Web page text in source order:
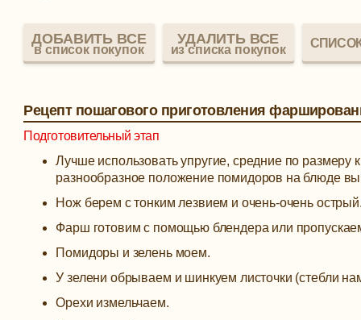
ДОБАВИТЬ ВСЕ
в список покупок
УДАЛИТЬ ВСЕ
из списка покупок
Рецепт пошагового приготовления
Подготовительный этап
Лучше использовать упругие, средние по размеру
разнообразное положение помидоров на блюде
Нож берем с тонким лезвием и очень-очень
Фарш готовим с помощью блендера или
Помидоры и зелень моем.
У зелени обрываем и шинкуем листочки (стебли
Орехи измельчаем.